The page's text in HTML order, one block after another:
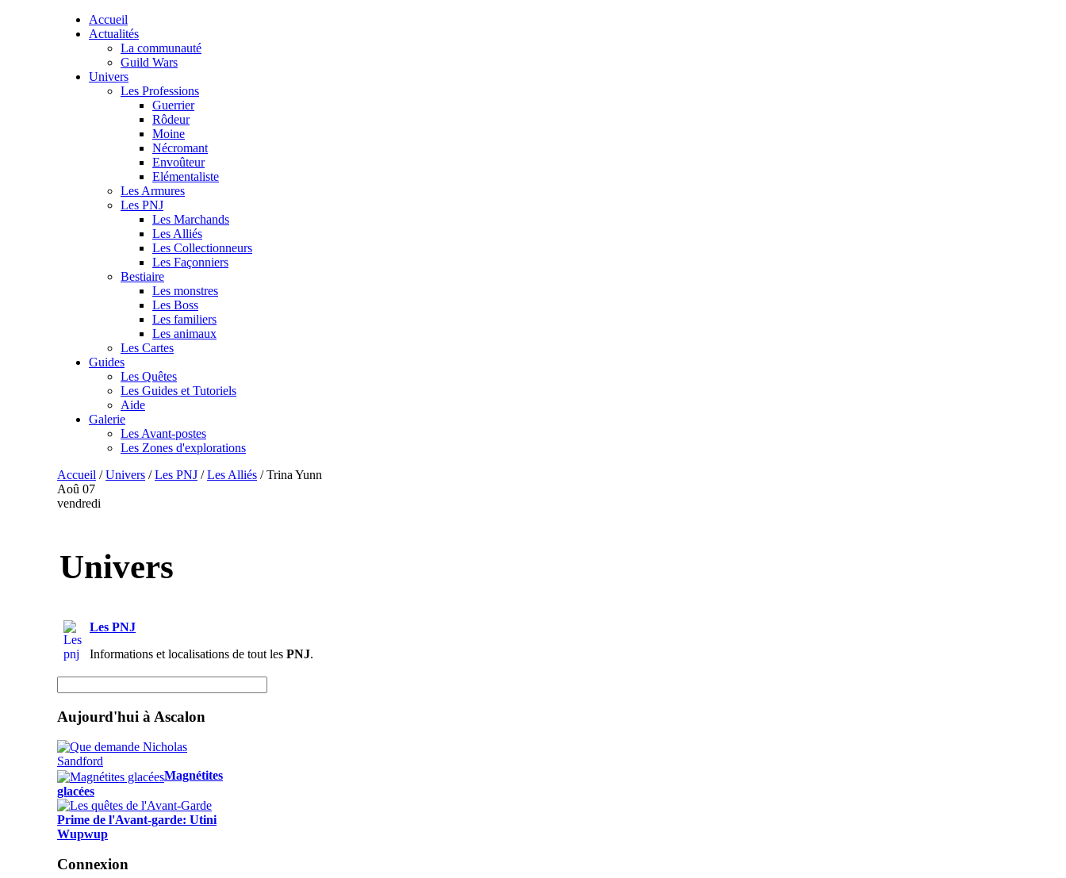
Accueil
Actualités
La communauté
Guild Wars
Univers
Les Professions
Guerrier
Rôdeur
Moine
Nécromant
Envoûteur
Elémentaliste
Les Armures
Les PNJ
Les Marchands
Les Alliés
Les Collectionneurs
Les Façonniers
Bestiaire
Les monstres
Les Boss
Les familiers
Les animaux
Les Cartes
Guides
Les Quêtes
Les Guides et Tutoriels
Aide
Galerie
Les Avant-postes
Les Zones d'explorations
Accueil /Univers /Les PNJ /Les Alliés /Trina Yunn
Aoû 07
vendredi
Univers
Les PNJ
Informations et localisations de tout les PNJ.
Aujourd'hui à Ascalon
Magnétites
glacées
Prime de l'Avant-garde: Utini
Wupwup
Connexion